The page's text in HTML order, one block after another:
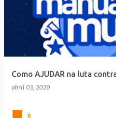
Como AJUDAR na luta
abril 03, 2020
0